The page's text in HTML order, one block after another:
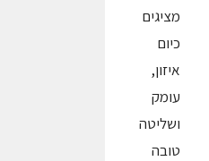
מציגים
כיום
איזון,
עומק
ושליטה
טובה